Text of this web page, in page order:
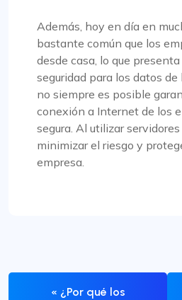
Además, hoy en día en
bastante común que los
desde casa, lo que
seguridad para los datos de
no siempre es posible
conexión a Internet de los
segura. Al utilizar
minimizar el riesgo y
empresa.
« ¿Por qué los